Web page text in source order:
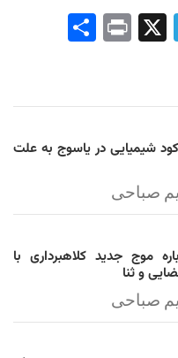
Tel
Pri
شیمیایی در یاسوج به علت
صباحی
موج جدید کلاهبرداری با
و ثنا
صباحی